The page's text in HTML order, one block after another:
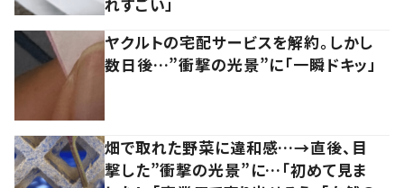
ヤクルトの宅配サービスを解約。しかし
数日後…”衝撃の光景”に「一瞬ドキッ」
畑で取れた野菜に違和感…→直後、目
撃した”衝撃の光景”に…「初めて見ま